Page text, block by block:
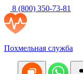
8 (800) 350-73-81
Похмельная служба